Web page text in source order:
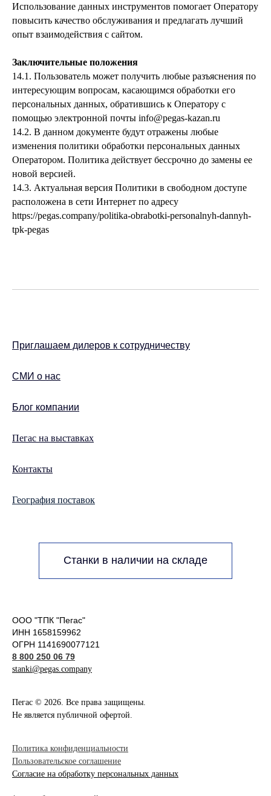
Использование данных инструментов помогает Оператору
повысить качество обслуживания и предлагать лучший
опыт взаимодействия с сайтом.
Заключительные положения
14.1. Пользователь может получить любые разъяснения по
интересующим вопросам, касающимся обработки его
персональных данных, обратившись к Оператору с
помощью электронной почты info@pegas-kazan.ru
14.2. В данном документе будут отражены любые
изменения политики обработки персональных данных
Оператором. Политика действует бессрочно до замены ее
новой версией.
14.3. Актуальная версия Политики в свободном доступе
расположена в сети Интернет по адресу
https://pegas.company/politika-obrabotki-personalnyh-dannyh-
tpk-pegas
Приглашаем дилеров к сотрудничеству
СМИ о нас
Блог компании
Пегас на выставках
Контакты
География поставок
Станки в наличии на складе
ООО "ТПК "Пегас"
ИНН 1658159962
ОГРН 1141690077121
8 800 250 06 79
stanki@pegas.company
Пегас © 2026. Все права защищены.
Не является публичной офертой.
Политика конфиденциальности
Пользовательское соглашение
Согласие на обработку персональных данных